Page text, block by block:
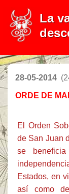
La
28-05-2014
ORDE DE
El Orden
de San Juan
se
Estados, en
así como